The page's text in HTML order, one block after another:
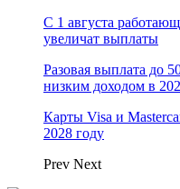
С 1 августа
увеличат выплаты
Разовая выплата до
низким доходом в
Карты Visa и
2028 году
Prev Next